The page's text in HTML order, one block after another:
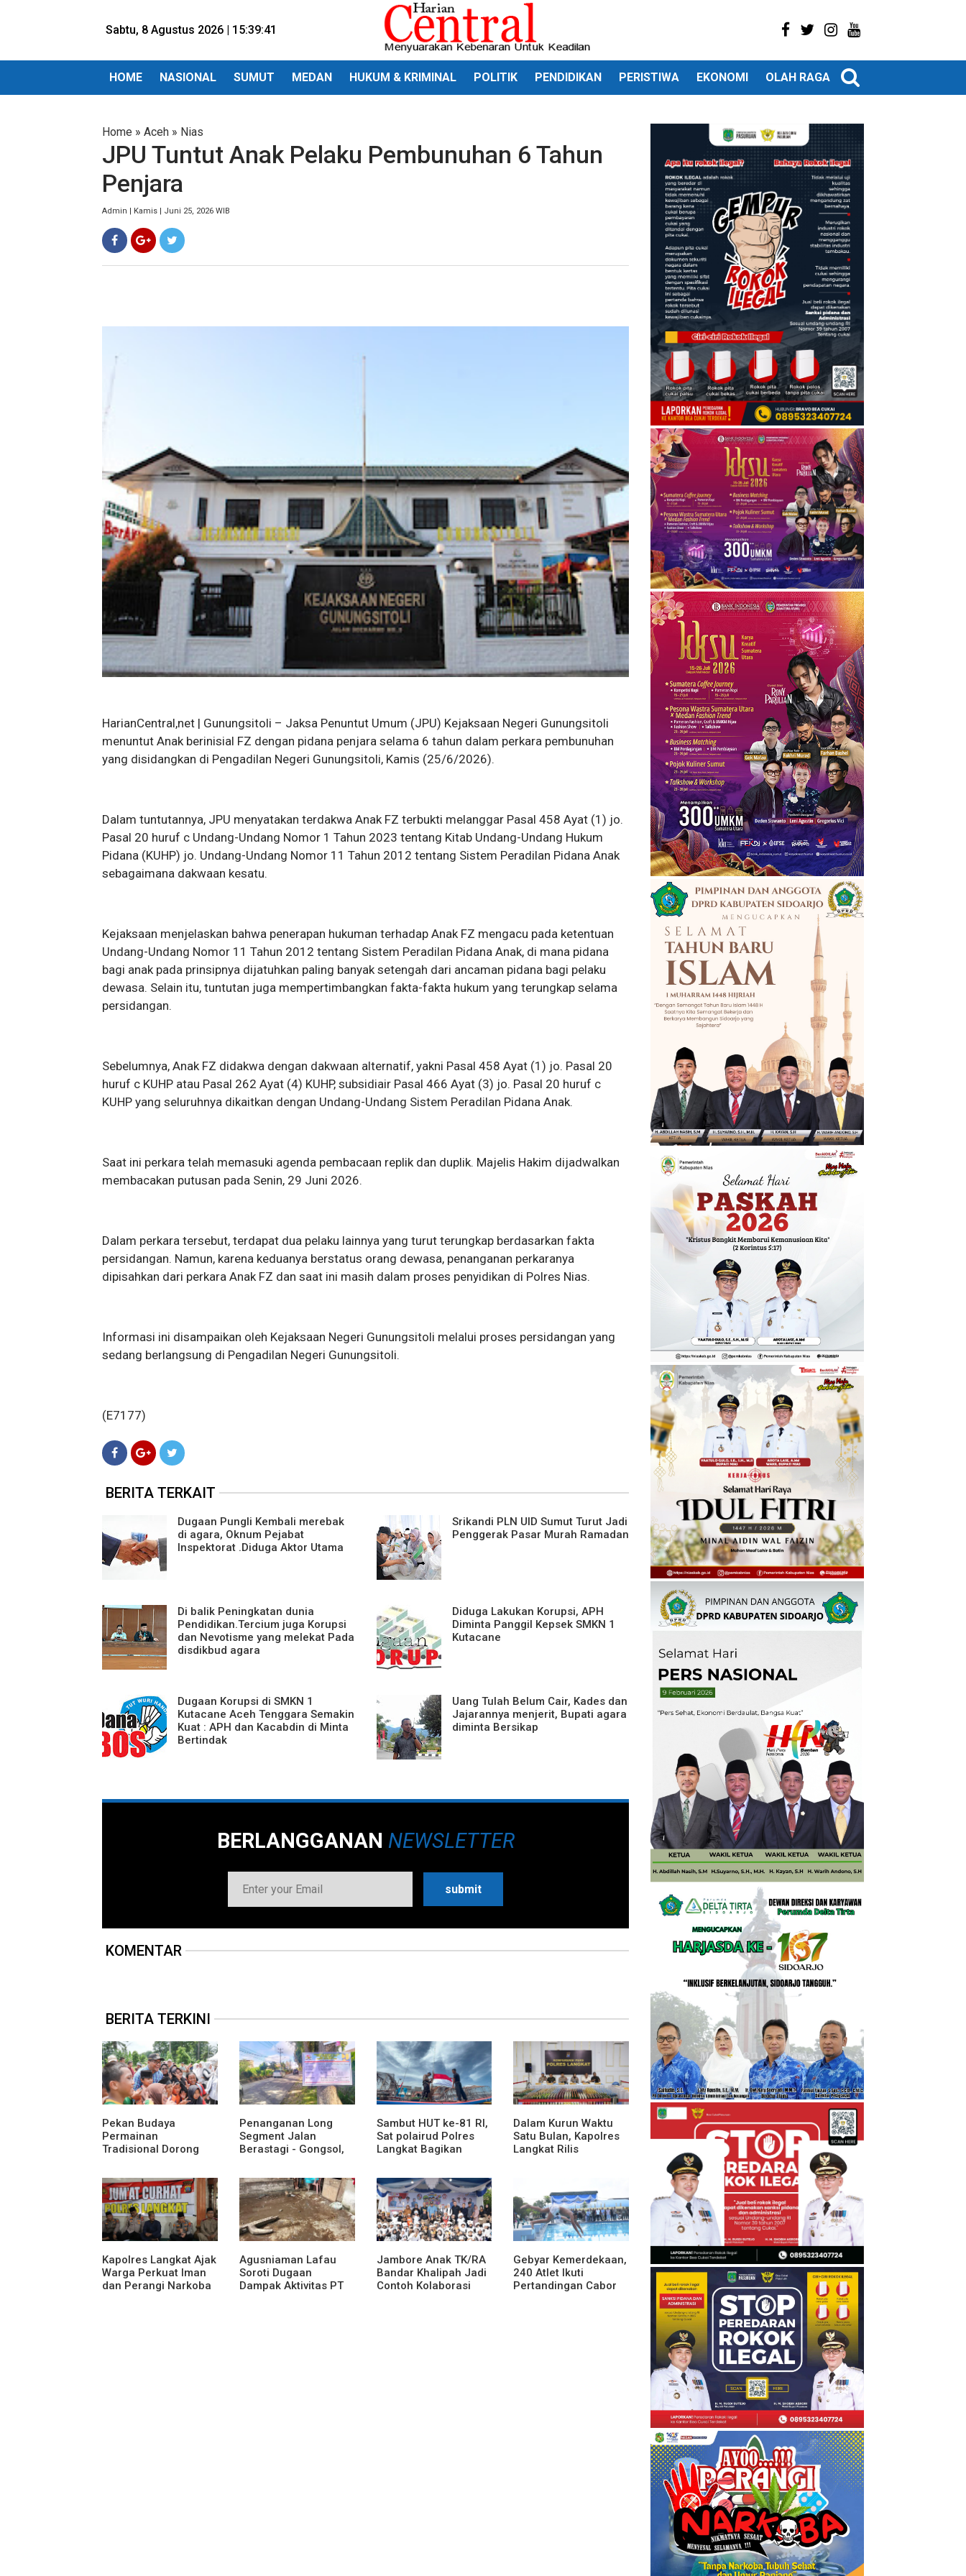
Sabtu, 8 Agustus 2026 | 15:39:42
HOME NASIONAL SUMUT MEDAN HUKUM & KRIMINAL POLITIK PENDIDIKAN PERISTIWA EKONOMI OLAH RAGA
Home » Aceh » Nias
JPU Tuntut Anak Pelaku Pembunuhan 6 Tahun
Penjara
Admin | Kamis | Juni 25, 2026 WIB
HarianCentral,net | Gunungsitoli – Jaksa Penuntut Umum (JPU) Kejaksaan Negeri Gunungsitoli
menuntut Anak berinisial FZ dengan pidana penjara selama 6 tahun dalam perkara pembunuhan
yang disidangkan di Pengadilan Negeri Gunungsitoli, Kamis (25/6/2026).
Dalam tuntutannya, JPU menyatakan terdakwa Anak FZ terbukti melanggar Pasal 458 Ayat (1) jo.
Pasal 20 huruf c Undang-Undang Nomor 1 Tahun 2023 tentang Kitab Undang-Undang Hukum
Pidana (KUHP) jo. Undang-Undang Nomor 11 Tahun 2012 tentang Sistem Peradilan Pidana Anak
sebagaimana dakwaan kesatu.
Kejaksaan menjelaskan bahwa penerapan hukuman terhadap Anak FZ mengacu pada ketentuan
Undang-Undang Nomor 11 Tahun 2012 tentang Sistem Peradilan Pidana Anak, di mana pidana
bagi anak pada prinsipnya dijatuhkan paling banyak setengah dari ancaman pidana bagi pelaku
dewasa. Selain itu, tuntutan juga mempertimbangkan fakta-fakta hukum yang terungkap selama
persidangan.
Sebelumnya, Anak FZ didakwa dengan dakwaan alternatif, yakni Pasal 458 Ayat (1) jo. Pasal 20
huruf c KUHP atau Pasal 262 Ayat (4) KUHP, subsidiair Pasal 466 Ayat (3) jo. Pasal 20 huruf c
KUHP yang seluruhnya dikaitkan dengan Undang-Undang Sistem Peradilan Pidana Anak.
Saat ini perkara telah memasuki agenda pembacaan replik dan duplik. Majelis Hakim dijadwalkan
membacakan putusan pada Senin, 29 Juni 2026.
Dalam perkara tersebut, terdapat dua pelaku lainnya yang turut terungkap berdasarkan fakta
persidangan. Namun, karena keduanya berstatus orang dewasa, penanganan perkaranya
dipisahkan dari perkara Anak FZ dan saat ini masih dalam proses penyidikan di Polres Nias.
Informasi ini disampaikan oleh Kejaksaan Negeri Gunungsitoli melalui proses persidangan yang
sedang berlangsung di Pengadilan Negeri Gunungsitoli.
(E7177)
BERITA TERKAIT
Dugaan Pungli Kembali merebak
di agara, Oknum Pejabat
Inspektorat .Diduga Aktor Utama
Srikandi PLN UID Sumut Turut Jadi
Penggerak Pasar Murah Ramadan
Di balik Peningkatan dunia
Pendidikan.Tercium juga Korupsi
dan Nevotisme yang melekat Pada
disdikbud agara
Diduga Lakukan Korupsi, APH
Diminta Panggil Kepsek SMKN 1
Kutacane
Dugaan Korupsi di SMKN 1
Kutacane Aceh Tenggara Semakin
Kuat : APH dan Kacabdin di Minta
Bertindak
Uang Tulah Belum Cair, Kades dan
Jajarannya menjerit, Bupati agara
diminta Bersikap
BERLANGGANAN NEWSLETTER
KOMENTAR
BERITA TERKINI
Pekan Budaya
Permainan
Tradisional Dorong
dan Kurangi
Ketergantungan
Gadget
Penanganan Long
Segment Jalan
Berastagi - Gongsol,
Kabupaten Karo
Tingkatkan
Kenyamanan Akses
Wisata, Pertanian dan
Perekonomian
Sambut HUT ke-81 RI,
Sat polairud Polres
Langkat Bagikan
kepada Nelayan
Dalam Kurun Waktu
Satu Bulan, Kapolres
Langkat Rilis
Pidana Kriminal, dan
Kekerasan Seksual
terhadap Anak
Kapolres Langkat Ajak
Warga Perkuat Iman
dan Perangi Narkoba
Agusniaman Lafau
Soroti Dugaan
Dampak Aktivitas PT
Jambore Anak TK/RA
Bandar Khalipah Jadi
Contoh Kolaborasi
Gebyar Kemerdekaan,
240 Atlet Ikuti
Pertandingan Cabor